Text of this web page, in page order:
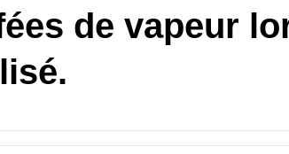
de vapeur